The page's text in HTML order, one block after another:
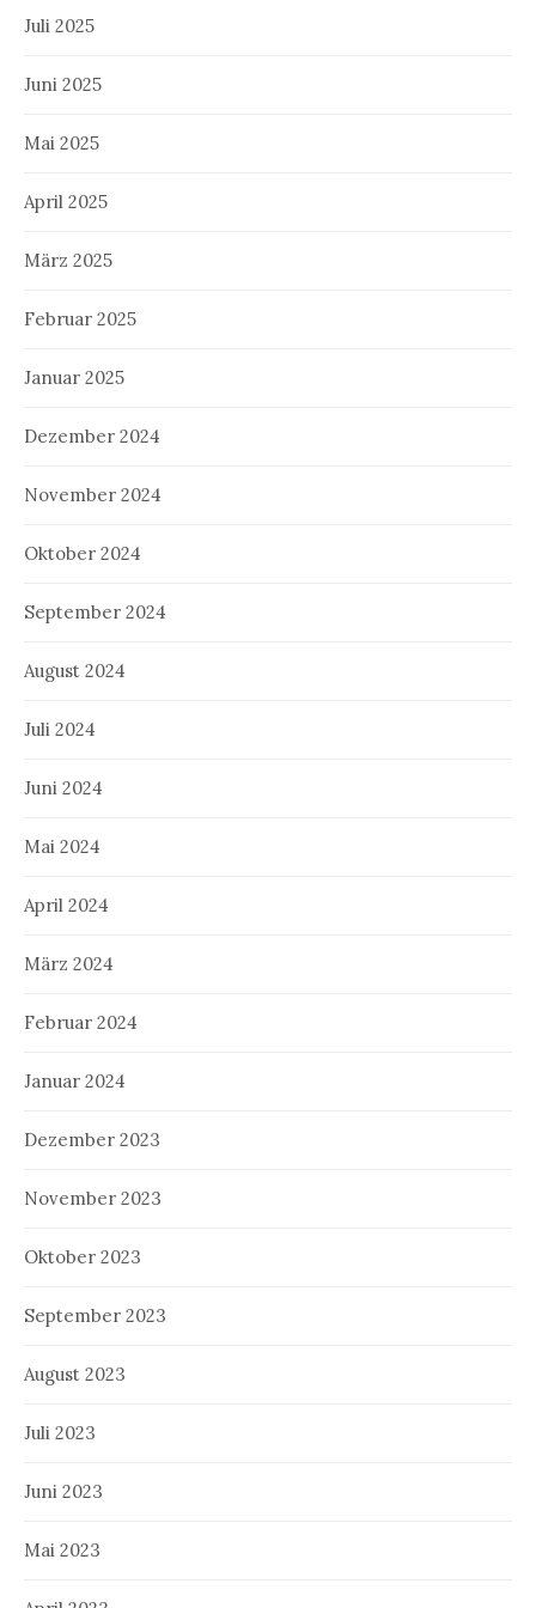
Juli 2025
Juni 2025
Mai 2025
April 2025
März 2025
Februar 2025
Januar 2025
Dezember 2024
November 2024
Oktober 2024
September 2024
August 2024
Juli 2024
Juni 2024
Mai 2024
April 2024
März 2024
Februar 2024
Januar 2024
Dezember 2023
November 2023
Oktober 2023
September 2023
August 2023
Juli 2023
Juni 2023
Mai 2023